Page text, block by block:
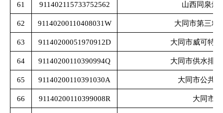
61 911402115733752562 山西同泉煤
62 91140200110408031W 大同市第三粮
63 91140200051970912D 大同市威可特
64 91140200110390994Q 大同市供水排
65 91140200110391030A 大同市公共
66 91140200110399008R 大同市